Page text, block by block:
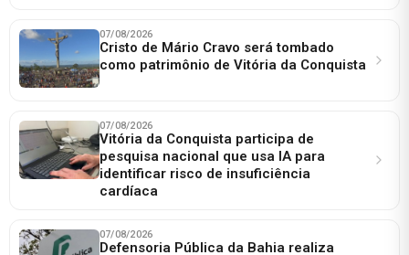
07/08/2026
Cristo de Mário Cravo será tombado
como patrimônio de Vitória da Conquista
07/08/2026
Vitória da Conquista participa de
pesquisa nacional que usa IA para
identificar risco de insuficiência
cardíaca
07/08/2026
Defensoria Pública da Bahia realiza